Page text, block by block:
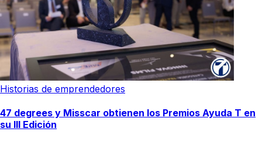
Historias de emprendedores
47 degrees y Misscar obtienen los Premios Ayuda T en
su III Edición